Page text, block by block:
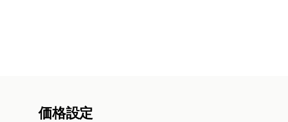
価格設定